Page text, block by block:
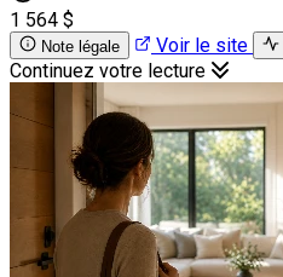
1 564 $
Note légale Voir le site
Continuez votre lecture